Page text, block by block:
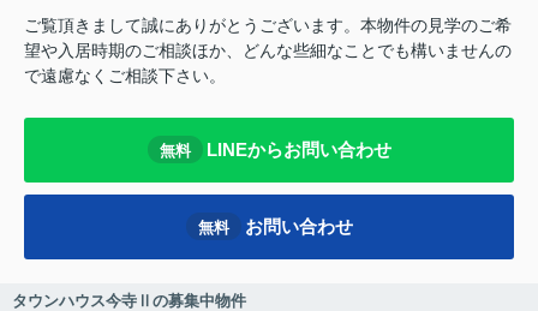
ご覧頂きまして誠にありがとうございます。本物件の見学のご希
望や入居時期のご相談ほか、どんな些細なことでも構いませんの
で遠慮なくご相談下さい。
無料 LINEからお問い合わせ
無料 お問い合わせ
タウンハウス今寺Ⅱの募集中物件